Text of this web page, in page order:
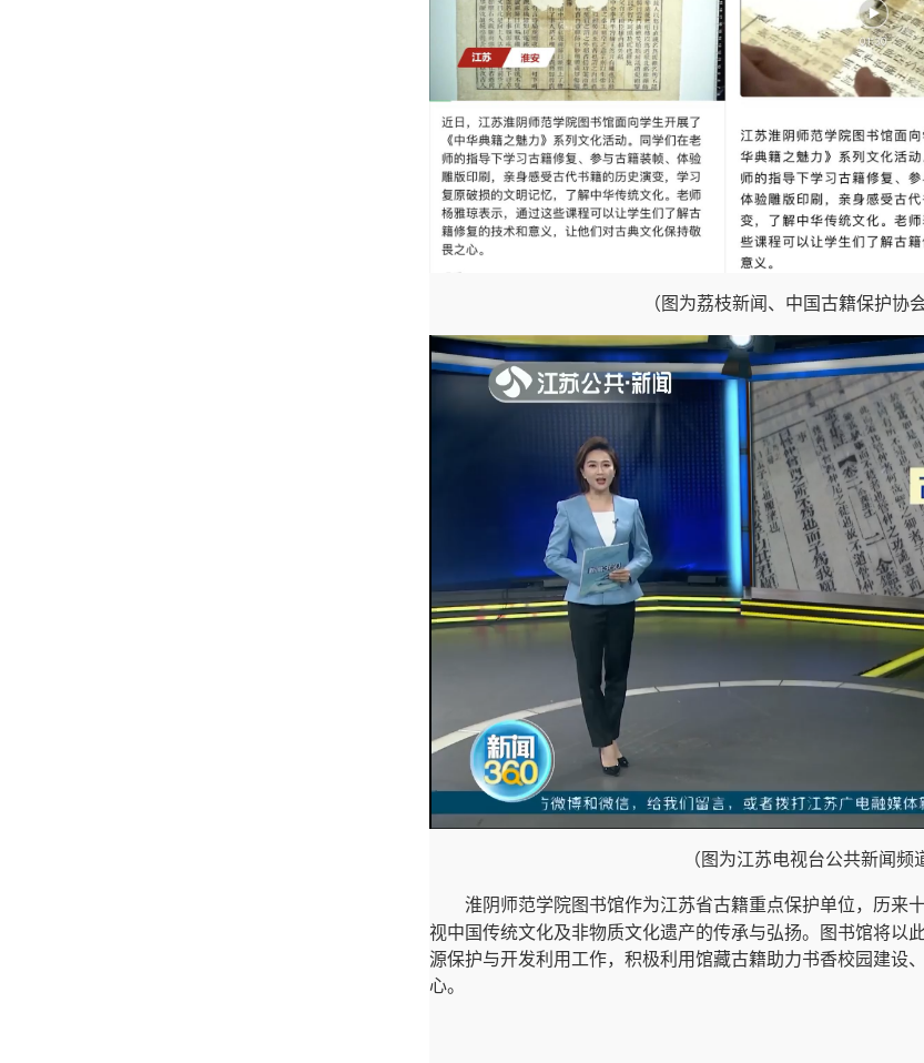
（图为荔枝新闻、中国古籍保护协
（图为江苏电视台公共新闻频
淮阴师范学院图书馆作为江苏省古籍重点保护单位，历来
视中国传统文化及非物质文化遗产的传承与弘扬。图书馆将以
源保护与开发利用工作，积极利用馆藏古籍助力书香校园建设
心。